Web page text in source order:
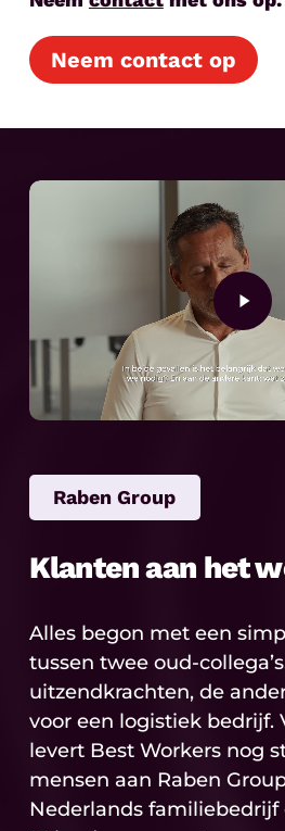
Neem contact op
Play
Raben Group
Klanten aan het
Alles begon met een
tussen twee oud-
uitzendkrachten, de
voor een logistiek bedrijf.
levert Best Workers nog
mensen aan Raben
Nederlands